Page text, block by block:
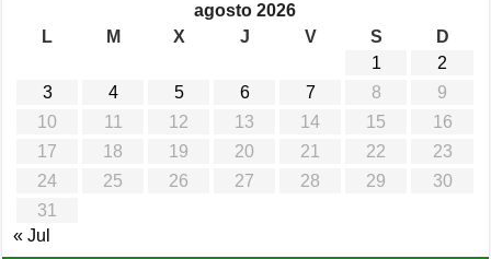
agosto 2026
L
M X J V S
D
1
2
3
4 5 6 7 8
9
10
11 12 13 14 15
16
17
18 19 20 21 22
23
24
25 26 27 28 29
30
31
« Jul